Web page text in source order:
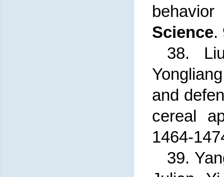
Science.
38.
and
cereal
1464-
39.